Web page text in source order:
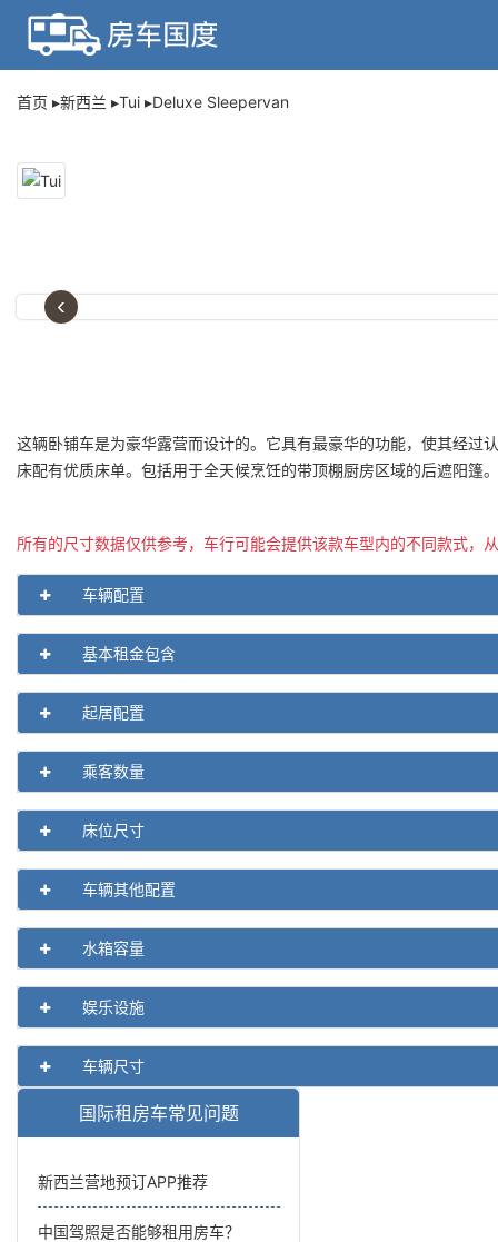
首页 新西兰 Tui Deluxe Sleepervan
‹
这辆卧铺车是为豪华露营而设计的。它具有最豪华的功能，使其经过
床配有优质床单。包括用于全天候烹饪的带顶棚厨房区域的后遮阳篷
所有的尺寸数据仅供参考，车行可能会提供该款车型内的不同款式，
车辆配置
基本租金包含
起居配置
乘客数量
床位尺寸
车辆其他配置
水箱容量
娱乐设施
车辆尺寸
国际租房车常见问题
新西兰营地预订APP推荐
中国驾照是否能够租用房车？